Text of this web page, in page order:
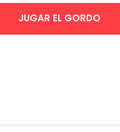
JUGAR EL GORDO